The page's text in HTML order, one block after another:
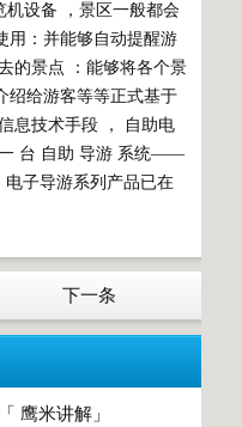
机设备 ，景区一般都会
用：并能够自动提醒游
的景点 ：能够将各个景
绍给游客等等正式基于
息技术手段 ， 自助电
台 自助 导游 系统——
电子导游系列产品已在
下一条
鹰米讲解」